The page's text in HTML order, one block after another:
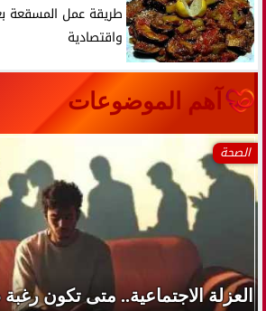
طريقة عمل المسقعة
واقتصادية
آهم الموضوعات
الصحة
العزلة الاجتماعية.. متى تكون